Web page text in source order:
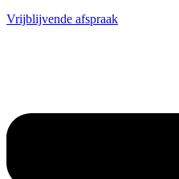
Vrijblijvende afspraak